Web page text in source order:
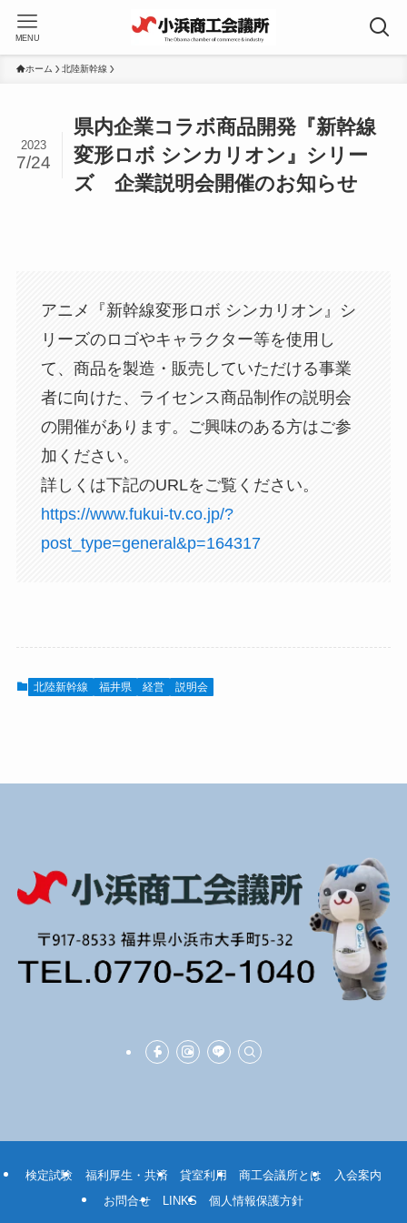
MENU
ホーム 北陸新幹線
県内企業コラボ商品開発『新幹線
変形ロボ シンカリオン』シリー
ズ 企業説明会開催のお知らせ
2023
7/24
アニメ『新幹線変形ロボ シンカリオン』シ
リーズのロゴやキャラクター等を使用し
て、商品を製造・販売していただける事業
者に向けた、ライセンス商品制作の説明会
の開催があります。ご興味のある方はご参
加ください。
詳しくは下記のURLをご覧ください。
https://www.fukui-tv.co.jp/?
post_type=general&p=164317
北陸新幹線 福井県 経営 説明会
検定試験 福利厚生・共済 貸室利用 商工会議所とは
入会案内
お問合せ
LINKS 個人情報保護方針